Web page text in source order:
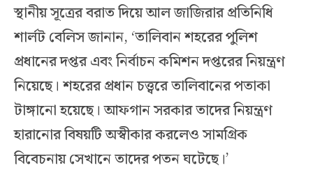
স্থানীয় সূত্রের বরাত দিয়ে আল জাজিরার প্রতিনিধি
শার্লট বেলিস জানান, ‘তালিবান শহরের পুলিশ
প্রধানের দপ্তর এবং নির্বাচন কমিশন দপ্তরের নিয়ন্ত্রণ
নিয়েছে। শহরের প্রধান চত্ত্বরে তালিবানের পতাকা
টাঙ্গানো হয়েছে। আফগান সরকার তাদের নিয়ন্ত্রণ
হারানোর বিষয়টি অস্বীকার করলেও সামগ্রিক
বিবেচনায় সেখানে তাদের পতন ঘটেছে।’